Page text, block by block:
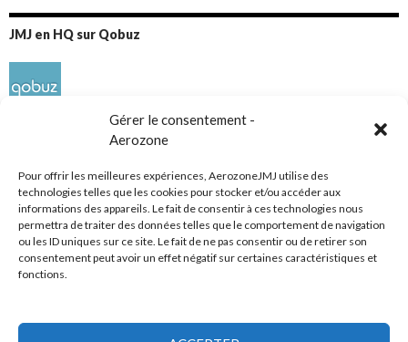
Gérer le consentement -
Aerozone
Pour offrir les meilleures expériences, AerozoneJMJ utilise des
technologies telles que les cookies pour stocker et/ou accéder aux
informations des appareils. Le fait de consentir à ces technologies nous
permettra de traiter des données telles que le comportement de navigation
ou les ID uniques sur ce site. Le fait de ne pas consentir ou de retirer son
consentement peut avoir un effet négatif sur certaines caractéristiques et
fonctions.
JMJ en HQ sur Qobuz
Réseaux sociaux